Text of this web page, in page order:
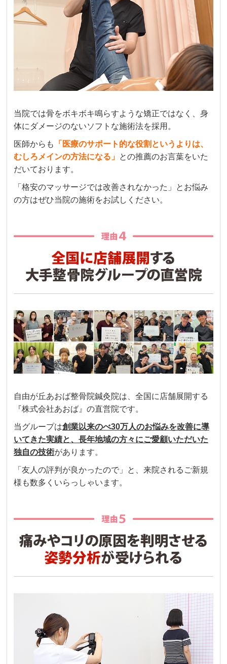
当院では骨をボキボキ鳴らすような矯正ではなく、身
体にダメージのないソフトな施術法を採用。
医師からも
「医療のサポート的な役割というよりは、
むしろメインの方法になる」 との推薦のお言葉をいた
だいております。
「格安のマッサージでは改善されなかった」とお悩み
の方はぜひ当院の施術をお試しください。
自由が丘あおば整骨院鍼灸院は、全国に店舗展開する
『株式会社あおば』の直営院です。
当グループは創業以来のべ30万人のお悩みを改善に導
いてきた実績と、長年地域の方々にご愛顧いただいた
独自の技術があります。
「友人の評判が良かったので」と、来院されるご新規
様も数多くいらっしゃいます。